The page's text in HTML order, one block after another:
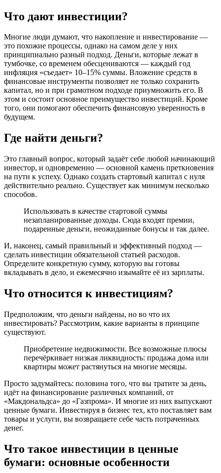
Что дают инвестиции?
Многие люди думают, что накопление и инвестирование —
это похожие процессы, однако на самом деле у них
принципиально разный подход. Деньги, которые лежат в
тумбочке, со временем обесцениваются — каждый год
инфляция «съедает» 10–15% суммы. Вложение средств в
финансовые инструменты позволяет не только сохранить
капитал, но и при грамотном подходе приумножить его. В
этом и состоит основное преимущество инвестиций. Кроме
того, они помогают обеспечить финансовую уверенность в
будущем.
Где найти деньги?
Это главный вопрос, который задаёт себе любой начинающий
инвестор, и одновременно — основной камень преткновения
на пути к успеху. Однако создать стартовый капитал с нуля
действительно реально. Существует как минимум несколько
способов.
Использовать в качестве стартовой суммы
незапланированные доходы. Сюда входят премии,
подаренные деньги, неожиданные бонусы и так далее.
И, наконец, самый правильный и эффективный подход —
сделать инвестиции обязательной статьей расходов.
Определите конкретную сумму, которую вы готовы
вкладывать в дело, и ежемесячно изымайте её из зарплаты.
Что относится к инвестициям?
Предположим, что деньги найдены, но во что их
инвестировать? Рассмотрим, какие варианты в принципе
существуют.
Приобретение недвижимости. Все возможные плюсы
перечёркивает низкая ликвидность: продажа дома или
квартиры может растянуться на многие месяцы.
Просто задумайтесь: половина того, что вы тратите за день,
идёт на финансирование различных компаний, от
«Макдональдса» до «Газпрома». И многие из них выпускают
ценные бумаги. Инвестируя в бизнес тех, кто поставляет вам
товары и услуги, вы возвращаете себе часть потраченных
денег.
Что такое инвестиции в ценные
бумаги: основные особенности